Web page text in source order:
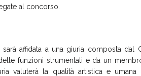
al concorso.
sarà affidata a una giuria composta
funzioni strumentali e da un
valuterà la qualità artistica e